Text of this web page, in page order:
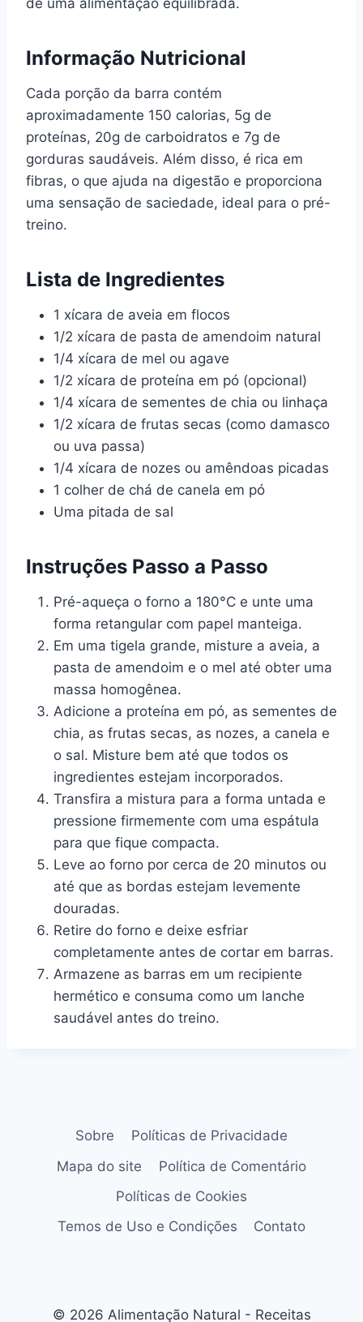
de uma alimentação equilibrada.
Informação Nutricional
Cada porção da barra contém
aproximadamente 150 calorias, 5g de
proteínas, 20g de carboidratos e 7g de
gorduras saudáveis. Além disso, é rica em
fibras, o que ajuda na digestão e proporciona
uma sensação de saciedade, ideal para o pré-
treino.
Lista de Ingredientes
1 xícara de aveia em flocos
1/2 xícara de pasta de amendoim natural
1/4 xícara de mel ou agave
1/2 xícara de proteína em pó (opcional)
1/4 xícara de sementes de chia ou linhaça
1/2 xícara de frutas secas (como damasco
ou uva passa)
1/4 xícara de nozes ou amêndoas picadas
1 colher de chá de canela em pó
Uma pitada de sal
Instruções Passo a Passo
Pré-aqueça o forno a 180°C e unte uma
forma retangular com papel manteiga.
Em uma tigela grande, misture a aveia, a
pasta de amendoim e o mel até obter uma
massa homogênea.
Adicione a proteína em pó, as sementes de
chia, as frutas secas, as nozes, a canela e
o sal. Misture bem até que todos os
ingredientes estejam incorporados.
Transfira a mistura para a forma untada e
pressione firmemente com uma espátula
para que fique compacta.
Leve ao forno por cerca de 20 minutos ou
até que as bordas estejam levemente
douradas.
Retire do forno e deixe esfriar
completamente antes de cortar em barras.
Armazene as barras em um recipiente
hermético e consuma como um lanche
saudável antes do treino.
Sobre
Políticas de Privacidade
Mapa do site
Política de Comentário
Políticas de Cookies
Temos de Uso e Condições
Contato
© 2026 Alimentação Natural - Receitas